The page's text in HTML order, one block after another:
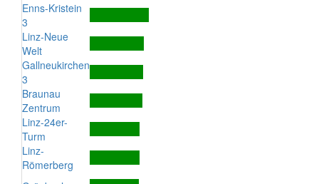
Enns-Kristein
3
Linz-Neue
Welt
Gallneukirchen
3
Braunau
Zentrum
Linz-24er-
Turm
Linz-
Römerberg